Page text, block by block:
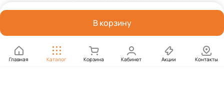
В корзину
Главная Каталог Корзина Кабинет Акции Контакты